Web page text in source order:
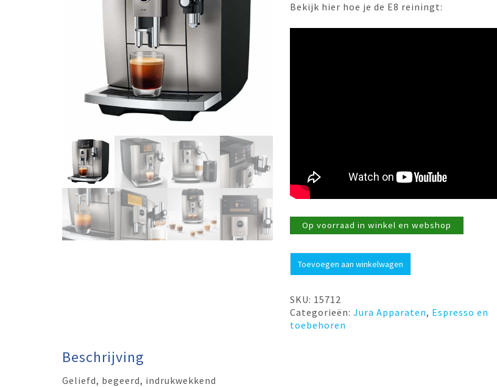
Bekijk hier hoe je de E8 reiningt:
Op voorraad in winkel en webshop
apparaat
Midnight
silver
ED
Toevoegen aan winkelwagen
SKU: 15712
Categorieën:Jura Apparaten, Espresso en
toebehoren
Beschrijving
Geliefd, begeerd, indrukwekkend